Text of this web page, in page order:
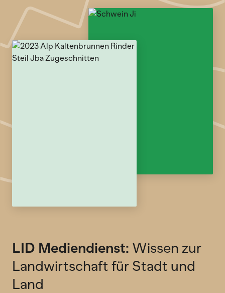
LID Mediendienst: Wissen zur
Landwirtschaft für Stadt und
Land